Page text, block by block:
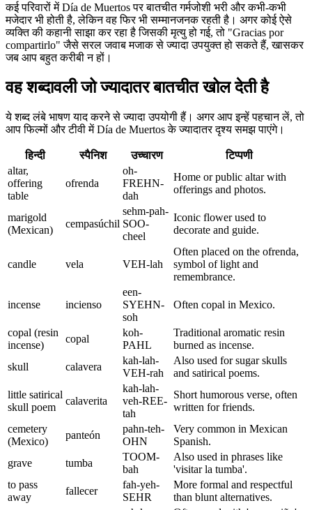
कई परिवारों में Día de Muertos पर बातचीत गर्मजोशी भरी और कभी-कभी
मजेदार भी होती है, लेकिन वह फिर भी सम्मानजनक रहती है। अगर कोई ऐसे
व्यक्ति की कहानी साझा कर रहा है जिसकी मृत्यु हो गई, तो "Gracias por
compartirlo" जैसे सरल जवाब मजाक से ज्यादा उपयुक्त हो सकते हैं, खासकर
जब आप बहुत करीबी न हों।
वह शब्दावली जो ज्यादातर बातचीत खोल देती है
ये शब्द लंबे भाषण याद करने से ज्यादा उपयोगी हैं। अगर आप इन्हें पहचान लें, तो
आप फिल्मों और टीवी में Día de Muertos के ज्यादातर दृश्य समझ पाएंगे।
हिन्दी स्पैनिश उच्चारण
टिप्पणी
altar,
offering
table
ofrenda
oh-
FREHN-
dah
Home or public altar with
offerings and photos.
marigold
(Mexican)
cempasúchil
sehm-pah-
SOO-
cheel
Iconic flower used to
decorate and guide.
candle vela VEH-lah
Often placed on the ofrenda,
symbol of light and
remembrance.
incense incienso
een-
SYEHN-
soh
Often copal in Mexico.
copal (resin
incense)
copal
koh-
PAHL
Traditional aromatic resin
burned as incense.
skull
calavera
kah-lah-
VEH-rah
Also used for sugar skulls
and satirical poems.
little satirical
skull poem
calaverita
kah-lah-
veh-REE-
tah
Short humorous verse, often
written for friends.
cemetery
(Mexico)
panteón
pahn-teh-
OHN
Very common in Mexican
Spanish.
grave
tumba
TOOM-
bah
Also used in phrases like
'visitar la tumba'.
to pass
away
fallecer
fah-yeh-
SEHR
More formal and respectful
than blunt alternatives.